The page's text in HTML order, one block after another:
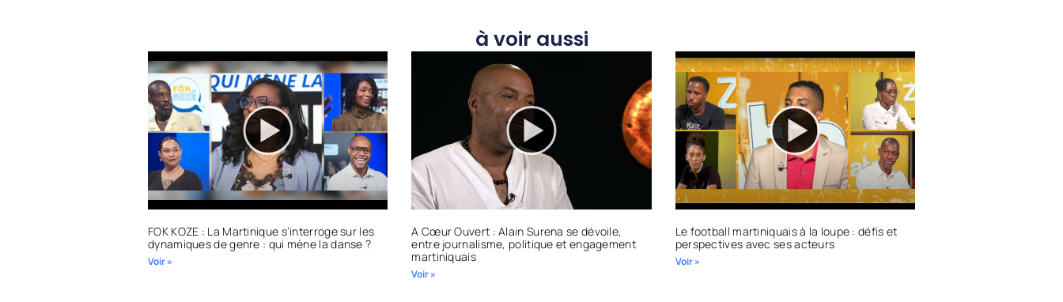
à voir aussi
FOK KOZE : La Martinique s’interroge sur les
dynamiques de genre : qui mène la danse ?
Voir »
A Cœur Ouvert : Alain Surena se dévoile,
entre journalisme, politique et engagement
martiniquais
Voir »
Le football martiniquais à la loupe : défis et
perspectives avec ses acteurs
Voir »